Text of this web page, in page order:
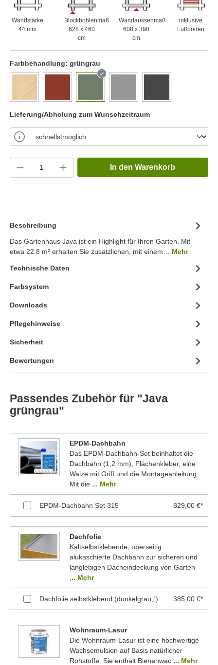
Wandstärke
44 mm
Blockbohlenmaß
628 x 460
cm
Wandaussenmaß
608 x 390
cm
inklusive
Fußboden
Farbbehandlung: grüngrau
Lieferung/Abholung zum Wunschzeitraum
In den Warenkorb
Beschreibung
Das Gartenhaus Java ist ein Highlight für Ihren Garten. Mit
etwa 22.8 m² erhalten Sie zusätzlichen, mit einem… Mehr
Technische Daten
Farbsystem
Downloads
Pflegehinweise
Sicherheit
Bewertungen
Passendes Zubehör für "Java
grüngrau"
EPDM-Dachbahn
Das EPDM-Dachbahn-Set beinhaltet die
Dachbahn (1,2 mm), Flächenkleber, eine
Walze mit Griff und die Montageanleitung.
Mit die ... Mehr
EPDM-Dachbahn Set 315 829,00 €*
Dachfolie
Kaltselbstklebende, oberseitig
alukaschierte Dachbahn zur sicheren und
langlebigen Dacheindeckung von Garten
... Mehr
Dachfolie selbstklebend (dunkelgrau,²) 385,00 €*
Wohnraum-Lasur
Die Wohnraum-Lasur ist eine hochwertige
Wachsemulsion auf Basis natürlicher
Rohstoffe. Sie enthält Bienenwac ... Mehr